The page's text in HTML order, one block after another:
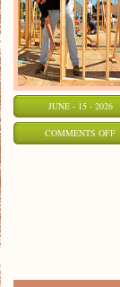
JUNE - 15 - 2026
COMMENTS OFF